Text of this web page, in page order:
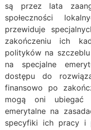
są przez lata
społeczności
przewiduje
zakończeniu ich
polityków na
na specjalne
dostępu do
finansowo po
mogą oni ubiegać
emerytalne na
specyfiki ich pracy i